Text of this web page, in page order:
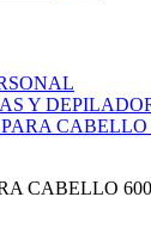
Y